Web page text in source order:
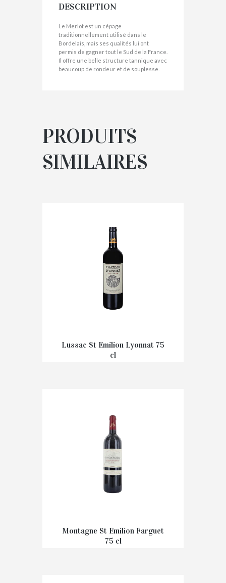
DESCRIPTION
Le Merlot est un cépage
traditionnellement utilisé dans le
Bordelais, mais ses qualités lui ont
permis de gagner tout le Sud de la France.
Il offre une belle structure tannique avec
beaucoup de rondeur et de souplesse.
PRODUITS
SIMILAIRES
Lussac St Emilion Lyonnat 75
cl
Montagne St Emilion Farguet
75 cl